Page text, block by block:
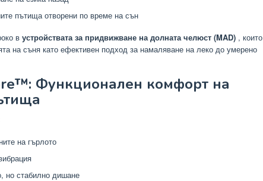
пътища отворени по време на сън
в устройствата за придвижване на долната челюст (MAD) , които
на съня като ефективен подход за намаляване на леко до умерено
Функционален комфорт на
на гърлото
но стабилно дишане